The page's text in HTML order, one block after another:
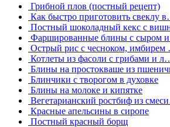
Грибной плов (постный рецепт)
Как быстро приготовить свеклу
Постный шоколадный кекс с
Фаршированные блины с сыром
Острый рис с чесноком,
Котлеты из фасоли с грибами и
Блины на простокваше из
Блинчики с творогом в духовке
Блины на молоке и кипятке
Вегетарианский ростбиф из
Красные апельсины в сиропе
Постный красный борщ